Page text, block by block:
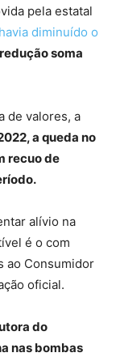
pela estatal
diminuído o
soma
de valores, a
a queda no
recuo de
alívio na
é o com
ao Consumidor
oficial.
do
nas bombas